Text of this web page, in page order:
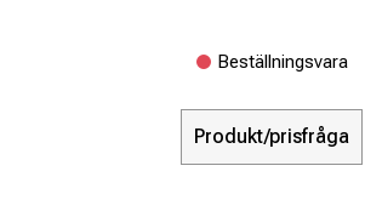
Beställningsvara
Produkt/prisfråga